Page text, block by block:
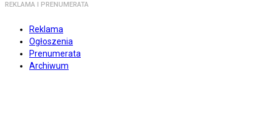
REKLAMA I PRENUMERATA
Reklama
Ogłoszenia
Prenumerata
Archiwum